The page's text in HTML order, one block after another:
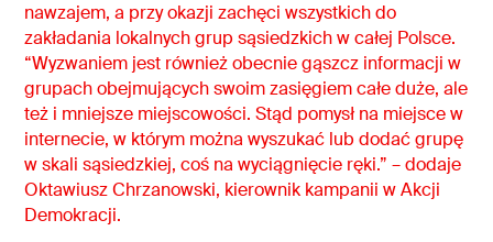
nawzajem, a przy okazji zachęci wszystkich do
zakładania lokalnych grup sąsiedzkich w całej Polsce.
“Wyzwaniem jest również obecnie gąszcz informacji w
grupach obejmujących swoim zasięgiem całe duże, ale
też i mniejsze miejscowości. Stąd pomysł na miejsce w
internecie, w którym można wyszukać lub dodać grupę
w skali sąsiedzkiej, coś na wyciągnięcie ręki.” – dodaje
Oktawiusz Chrzanowski, kierownik kampanii w Akcji
Demokracji.